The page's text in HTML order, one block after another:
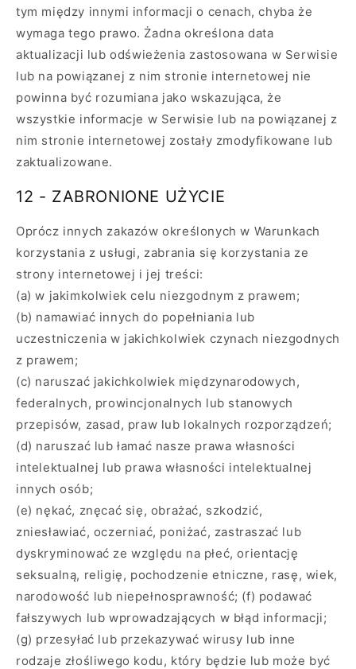
tym między innymi informacji o cenach, chyba że
wymaga tego prawo. Żadna określona data
aktualizacji lub odświeżenia zastosowana w Serwisie
lub na powiązanej z nim stronie internetowej nie
powinna być rozumiana jako wskazująca, że ​​
wszystkie informacje w Serwisie lub na powiązanej z
nim stronie internetowej zostały zmodyfikowane lub
zaktualizowane.
12 - ZABRONIONE UŻYCIE
Oprócz innych zakazów określonych w Warunkach
korzystania z usługi, zabrania się korzystania ze
strony internetowej i jej treści:
(a) w jakimkolwiek celu niezgodnym z prawem;
(b) namawiać innych do popełniania lub
uczestniczenia w jakichkolwiek czynach niezgodnych
z prawem;
(c) naruszać jakichkolwiek międzynarodowych,
federalnych, prowincjonalnych lub stanowych
przepisów, zasad, praw lub lokalnych rozporządzeń;
(d) naruszać lub łamać nasze prawa własności
intelektualnej lub prawa własności intelektualnej
innych osób;
(e) nękać, znęcać się, obrażać, szkodzić,
zniesławiać, oczerniać, poniżać, zastraszać lub
dyskryminować ze względu na płeć, orientację
seksualną, religię, pochodzenie etniczne, rasę, wiek,
narodowość lub niepełnosprawność; (f) podawać
fałszywych lub wprowadzających w błąd informacji;
(g) przesyłać lub przekazywać wirusy lub inne
rodzaje złośliwego kodu, który będzie lub może być